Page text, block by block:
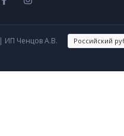
| ИП Ченцов А.В.